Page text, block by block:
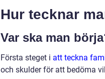
Hur tecknar
Var ska man
Första steget i att teckna
och skulder för att bedöma